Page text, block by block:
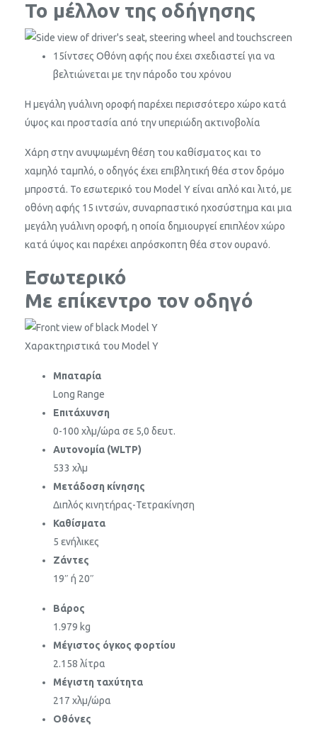
Το μέλλον της οδήγησης
15ίντσες Οθόνη αφής που έχει σχεδιαστεί για να
βελτιώνεται με την πάροδο του χρόνου
Η μεγάλη γυάλινη οροφή παρέχει περισσότερο χώρο κατά
ύψος και προστασία από την υπεριώδη ακτινοβολία
Χάρη στην ανυψωμένη θέση του καθίσματος και το
χαμηλό ταμπλό, ο οδηγός έχει επιβλητική θέα στον δρόμο
μπροστά. Το εσωτερικό του Model Y είναι απλό και λιτό, με
οθόνη αφής 15 ιντσών, συναρπαστικό ηχοσύστημα και μια
μεγάλη γυάλινη οροφή, η οποία δημιουργεί επιπλέον χώρο
κατά ύψος και παρέχει απρόσκοπτη θέα στον ουρανό.
Εσωτερικό
Με επίκεντρο τον οδηγό
Χαρακτηριστικά του Model Y
Μπαταρία
Long Range
Επιτάχυνση
0-100 χλμ/ώρα σε 5,0 δευτ.
Αυτονομία (WLTP)
533 χλμ
Μετάδοση κίνησης
Διπλός κινητήρας-Τετρακίνηση
Καθίσματα
5 ενήλικες
Ζάντες
19″ ή 20″
Βάρος
1.979 kg
Μέγιστος όγκος φορτίου
2.158 λίτρα
Μέγιστη ταχύτητα
217 χλμ/ώρα
Οθόνες